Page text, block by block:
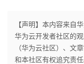
【声明】本内容来自
华为云开发者社区的
（华为云社区）、文
和本社区有权追究责